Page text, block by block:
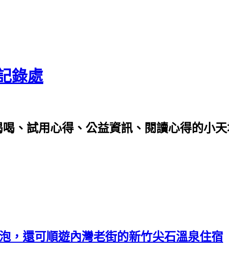
錄處
、試用心得、公益資訊、閱讀心得的小天
，還可順遊內灣老街的新竹尖石溫泉住宿